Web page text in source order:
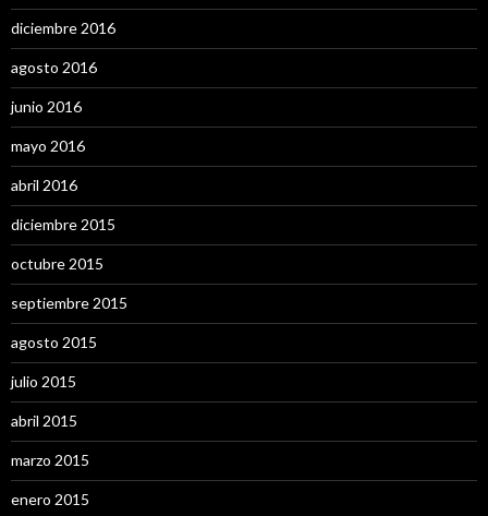
diciembre 2016
agosto 2016
junio 2016
mayo 2016
abril 2016
diciembre 2015
octubre 2015
septiembre 2015
agosto 2015
julio 2015
abril 2015
marzo 2015
enero 2015